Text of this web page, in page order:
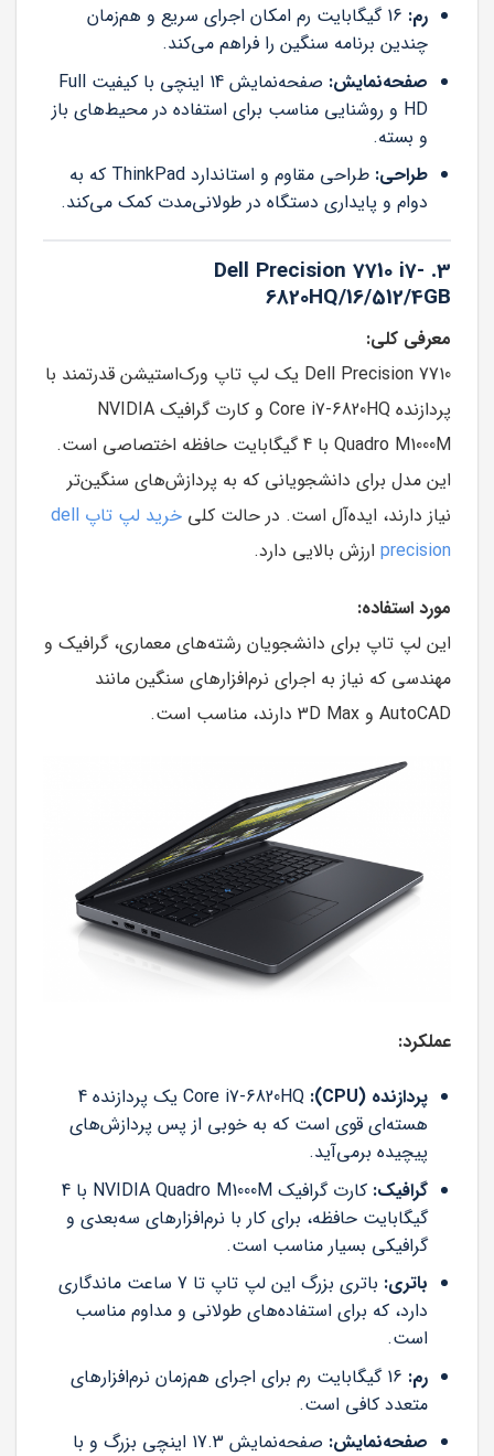
رم:
16 گیگابایت رم امکان اجرای سریع و هم‌زمان
چندین برنامه سنگین را فراهم می‌کند.
صفحه‌نمایش:
صفحه‌نمایش 14 اینچی با کیفیت Full
HD و روشنایی مناسب برای استفاده در محیط‌های باز
و بسته.
طراحی:
طراحی مقاوم و استاندارد ThinkPad که به
دوام و پایداری دستگاه در طولانی‌مدت کمک می‌کند.
3. Dell Precision 7710 i7-
6820HQ/16/512/4GB
معرفی کلی:
Dell Precision 7710 یک لپ تاپ ورک‌استیشن قدرتمند با
پردازنده Core i7-6820HQ و کارت گرافیک NVIDIA
Quadro M1000M با 4 گیگابایت حافظه اختصاصی است.
این مدل برای دانشجویانی که به پردازش‌های سنگین‌تر
نیاز دارند، ایده‌آل است. در حالت کلی
خرید لپ تاپ dell
precision ارزش بالایی دارد.
مورد استفاده:
این لپ تاپ برای دانشجویان رشته‌های معماری، گرافیک و
مهندسی که نیاز به اجرای نرم‌افزارهای سنگین مانند
AutoCAD و 3D Max دارند، مناسب است.
عملکرد:
پردازنده (CPU):
Core i7-6820HQ یک پردازنده 4
هسته‌ای قوی است که به خوبی از پس پردازش‌های
پیچیده برمی‌آید.
گرافیک:
کارت گرافیک NVIDIA Quadro M1000M با 4
گیگابایت حافظه، برای کار با نرم‌افزارهای سه‌بعدی و
گرافیکی بسیار مناسب است.
باتری:
باتری بزرگ این لپ تاپ تا 7 ساعت ماندگاری
دارد، که برای استفاده‌های طولانی و مداوم مناسب
است.
رم:
16 گیگابایت رم برای اجرای هم‌زمان نرم‌افزارهای
متعدد کافی است.
صفحه‌نمایش:
صفحه‌نمایش 17.3 اینچی بزرگ و با